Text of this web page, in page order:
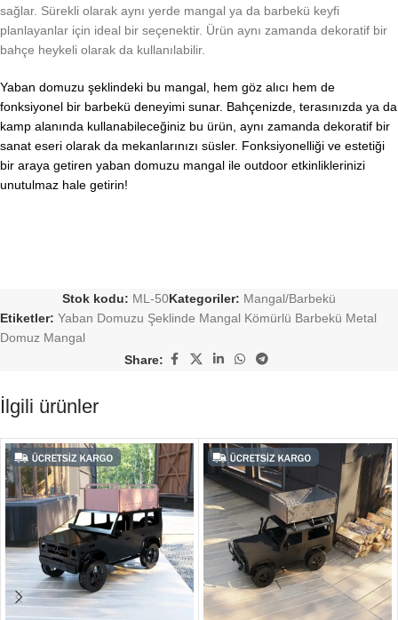
sağlar. Sürekli olarak aynı yerde mangal ya da barbekü keyfi
planlayanlar için ideal bir seçenektir. Ürün aynı zamanda dekoratif bir
bahçe heykeli olarak da kullanılabilir.
Yaban domuzu şeklindeki bu mangal, hem göz alıcı hem de
fonksiyonel bir barbekü deneyimi sunar. Bahçenizde, terasınızda ya da
kamp alanında kullanabileceğiniz bu ürün, aynı zamanda dekoratif bir
sanat eseri olarak da mekanlarınızı süsler. Fonksiyonelliği ve estetiği
bir araya getiren yaban domuzu mangal ile outdoor etkinliklerinizi
unutulmaz hale getirin!
Stok kodu: ML-50Kategoriler: Mangal/Barbekü
Etiketler: Yaban Domuzu Şeklinde Mangal Kömürlü Barbekü Metal
Domuz Mangal
Share:
İlgili ürünler